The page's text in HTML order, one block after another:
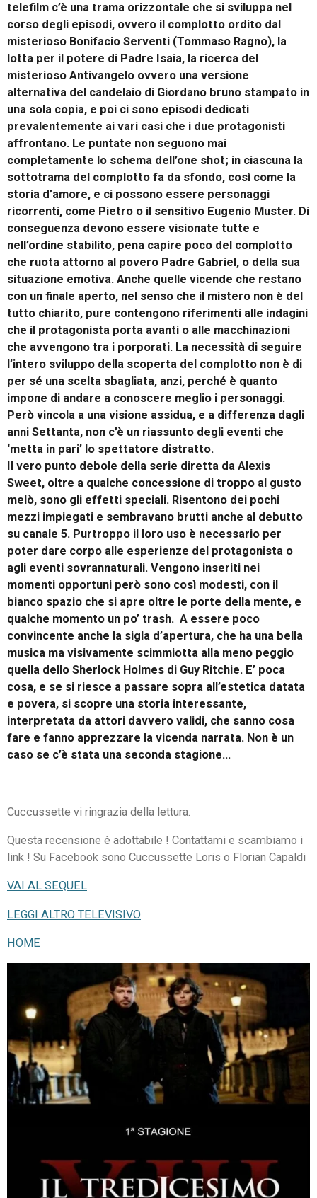
telefilm c’è una trama orizzontale che si sviluppa nel
corso degli episodi, ovvero il complotto ordito dal
misterioso Bonifacio Serventi (Tommaso Ragno), la
lotta per il potere di Padre Isaia, la ricerca del
misterioso Antivangelo ovvero una versione
alternativa del candelaio di Giordano bruno stampato in
una sola copia, e poi ci sono episodi dedicati
prevalentemente ai vari casi che i due protagonisti
affrontano. Le puntate non seguono mai
completamente lo schema dell’one shot; in ciascuna la
sottotrama del complotto fa da sfondo, così come la
storia d’amore, e ci possono essere personaggi
ricorrenti, come Pietro o il sensitivo Eugenio Muster. Di
conseguenza devono essere visionate tutte e
nell’ordine stabilito, pena capire poco del complotto
che ruota attorno al povero Padre Gabriel, o della sua
situazione emotiva. Anche quelle vicende che restano
con un finale aperto, nel senso che il mistero non è del
tutto chiarito, pure contengono riferimenti alle indagini
che il protagonista porta avanti o alle macchinazioni
che avvengono tra i porporati. La necessità di seguire
l’intero sviluppo della scoperta del complotto non è di
per sé una scelta sbagliata, anzi, perché è quanto
impone di andare a conoscere meglio i personaggi.
Però vincola a una visione assidua, e a differenza dagli
anni Settanta, non c’è un riassunto degli eventi che
‘metta in pari’ lo spettatore distratto.
Il vero punto debole della serie diretta da Alexis
Sweet, oltre a qualche concessione di troppo al gusto
melò, sono gli effetti speciali. Risentono dei pochi
mezzi impiegati e sembravano brutti anche al debutto
su canale 5. Purtroppo il loro uso è necessario per
poter dare corpo alle esperienze del protagonista o
agli eventi sovrannaturali. Vengono inseriti nei
momenti opportuni però sono così modesti, con il
bianco spazio che si apre oltre le porte della mente, e
qualche momento un po’ trash. A essere poco
convincente anche la sigla d’apertura, che ha una bella
musica ma visivamente scimmiotta alla meno peggio
quella dello Sherlock Holmes di Guy Ritchie. E’ poca
cosa, e se si riesce a passare sopra all’estetica datata
e povera, si scopre una storia interessante,
interpretata da attori davvero validi, che sanno cosa
fare e fanno apprezzare la vicenda narrata. Non è un
caso se c’è stata una seconda stagione…
Cuccussette vi ringrazia della lettura.
Questa recensione è adottabile ! Contattami e scambiamo i
link ! Su Facebook sono Cuccussette Loris o Florian Capaldi
VAI AL SEQUEL
LEGGI ALTRO TELEVISIVO
HOME